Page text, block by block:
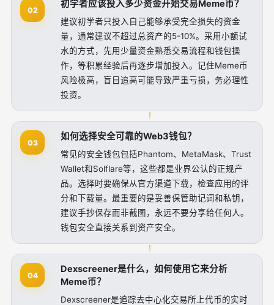
02
初学者应该投入多少资金开始交易Meme币？
建议初学者只投入自己能够承受完全损失的资金
量，通常建议不超过总资产的5-10%。采用小额试
水的方式，先用少量资金熟悉交易流程和钱包操
作，等积累经验后再逐步增加投入。记住Meme币
风险极高，盲目追高可能导致严重亏损，务必理性
投资。
03
如何选择安全可靠的Web3钱包？
常见的安全钱包包括Phantom、MetaMask、Trust
Wallet和Solflare等，这些都是业界公认的正规产
品。选择时要确保从官方渠道下载，检查应用的评
分和下载量。最重要的是妥善保管助记词和私钥，
建议手抄保存而非截图，永远不要分享给任何人。
钱包安全直接关系到资产安全。
04
Dexscreener是什么，如何使用它来分析
Meme币？
Dexscreener是追踪去中心化交易所上代币的实时